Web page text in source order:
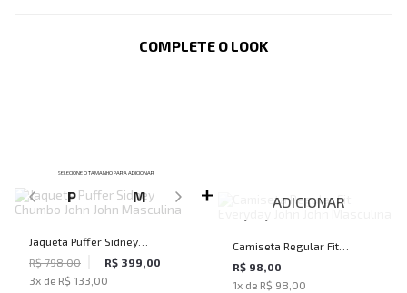
COMPLETE O LOOK
SELECIONE O TAMANHO PARA ADICIONAR
P M
Jaqueta Puffer Sidney
Chumbo John John Masculina
R$ 798,00
R$ 399,00
3x de R$ 133,00
ADICIONAR
Camiseta Regular Fit
Everyday John John Masculina
R$ 98,00
1x de R$ 98,00